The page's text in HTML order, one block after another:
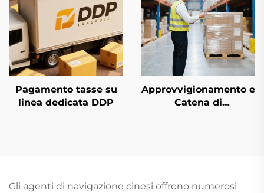
Pagamento tasse su
linea dedicata DDP
Approvvigionamento e
Catena di
Gli agenti di navigazione cinesi offrono numerosi